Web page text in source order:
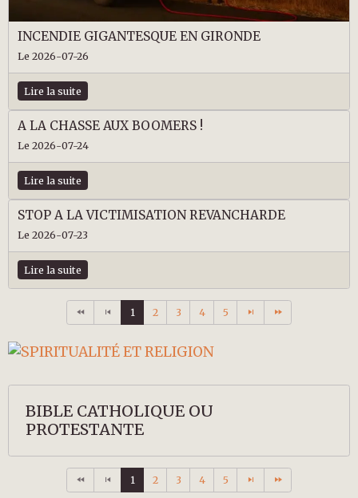
INCENDIE GIGANTESQUE EN GIRONDE
Le 2026-07-26
Lire la suite
A LA CHASSE AUX BOOMERS !
Le 2026-07-24
Lire la suite
STOP A LA VICTIMISATION REVANCHARDE
Le 2026-07-23
Lire la suite
1 2 3 4 5
BIBLE CATHOLIQUE OU
PROTESTANTE
1 2 3 4 5